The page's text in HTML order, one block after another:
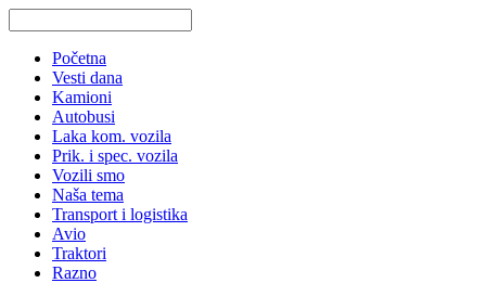
Početna
Vesti dana
Kamioni
Autobusi
Laka kom. vozila
Prik. i spec. vozila
Vozili smo
Naša tema
Transport i logistika
Avio
Traktori
Razno